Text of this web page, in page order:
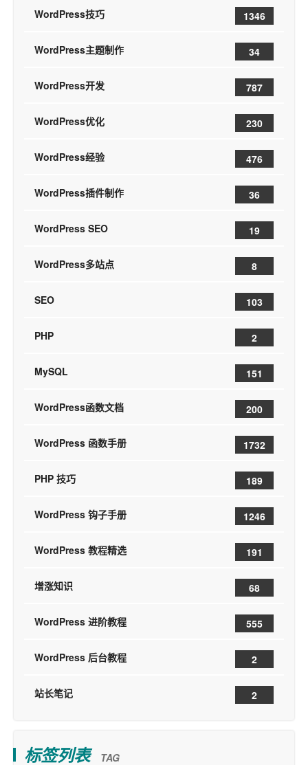
WordPress技巧 1346
WordPress主题制作 34
WordPress开发 787
WordPress优化 230
WordPress经验 476
WordPress插件制作 36
WordPress SEO 19
WordPress多站点 8
SEO 103
PHP 2
MySQL 151
WordPress函数文档 200
WordPress 函数手册 1732
PHP 技巧 189
WordPress 钩子手册 1246
WordPress 教程精选 191
增涨知识 68
WordPress 进阶教程 555
WordPress 后台教程 2
站长笔记 2
标签列表 TAG